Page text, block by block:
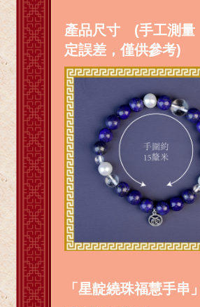
產品尺寸 (手工測量
定誤差，僅供參考)
「星靛繞珠福慧手串」